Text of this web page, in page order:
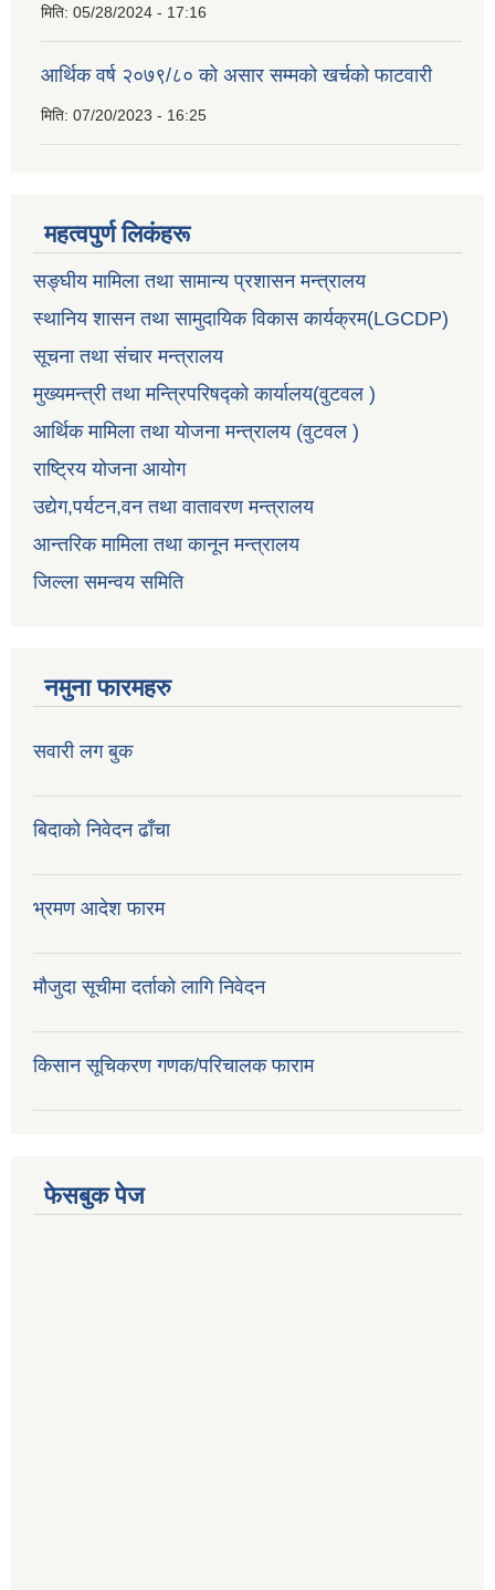
मिति: 05/28/2024 - 17:16
आर्थिक वर्ष २०७९/८० को असार सम्मको खर्चको फाटवारी
मिति: 07/20/2023 - 16:25
महत्वपुर्ण लिकंहरू
सङ्घीय मामिला तथा सामान्य प्रशासन मन्त्रालय
स्थानिय शासन तथा सामुदायिक विकास कार्यक्रम(LGCDP)
सूचना तथा संचार मन्त्रालय
मुख्यमन्त्री तथा मन्त्रिपरिषद्को कार्यालय(वुटवल )
आर्थिक मामिला तथा योजना मन्त्रालय (वुटवल )
राष्ट्रिय योजना आयोग
उद्येग,पर्यटन,वन तथा वातावरण मन्त्रालय
आन्तरिक मामिला तथा कानून मन्त्रालय
जिल्ला समन्वय समिति
नमुना फारमहरु
सवारी लग बुक
बिदाको निवेदन ढाँचा
भ्रमण आदेश फारम
मौजुदा सूचीमा दर्ताको लागि निवेदन
किसान सूचिकरण गणक/परिचालक फाराम
फेसबुक पेज